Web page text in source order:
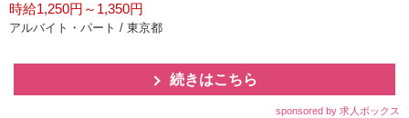
時給1,250円～1,350円
アルバイト・パート / 東京都
続きはこちら
sponsored by 求人ボックス